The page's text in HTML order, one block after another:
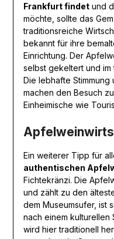
Frankfurt findetund
möchte, sollte das
traditionsreiche
bekannt für ihre
Einrichtung. Der
selbst gekeltert und im
Die lebhafte Stimmung
machen den Besuch
Einheimische wie
Ein weiterer Tipp für
authentischen
Fichtekränzi. Die
und zählt zu den
dem Museumsufer, ist
nach einem kulturellen
wird hier traditionell